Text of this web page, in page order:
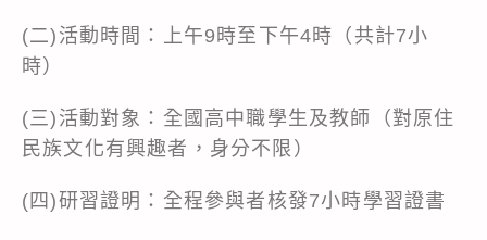
(二)活動時間：上午9時至下午4時（共計7小
時）
(三)活動對象：全國高中職學生及教師（對原住
民族文化有興趣者，身分不限）
(四)研習證明：全程參與者核發7小時學習證書